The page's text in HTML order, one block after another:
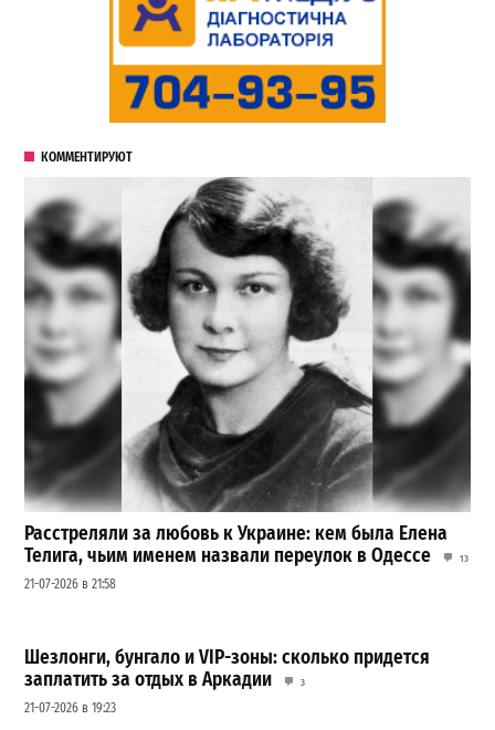
КОММЕНТИРУЮТ
Расстреляли за любовь к Украине: кем была Елена
Телига, чьим именем назвали переулок в Одессе
13
21-07-2026 в 21:58
Шезлонги, бунгало и VIP-зоны: сколько придется
заплатить за отдых в Аркадии
3
21-07-2026 в 19:23